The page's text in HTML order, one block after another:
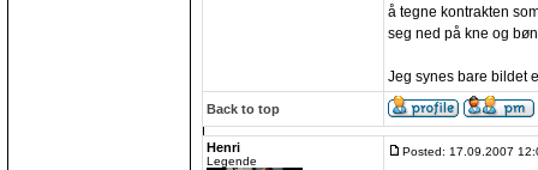
å tegne kontrakten
seg ned på kne og
Jeg synes bare bildet
Back to top
Henri
Legende
Posted: 17.09.2007